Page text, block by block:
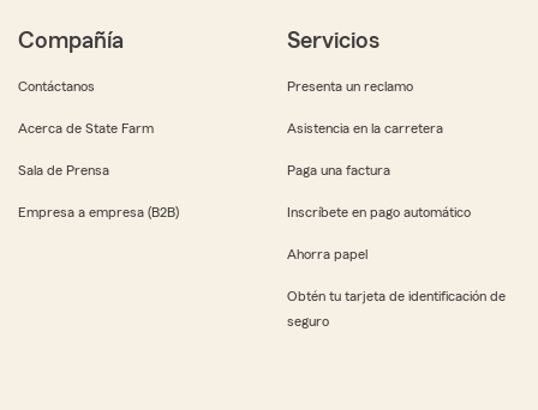
Compañía
Contáctanos
Acerca de State Farm
Sala de Prensa
Empresa a empresa (B2B)
Servicios
Presenta un reclamo
Asistencia en la carretera
Paga una factura
Inscríbete en pago automático
Ahorra papel
Obtén tu tarjeta de identificación de
seguro